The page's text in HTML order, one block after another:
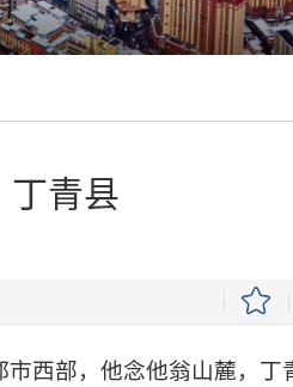
丁青县
市西部，他念他翁山麓，丁